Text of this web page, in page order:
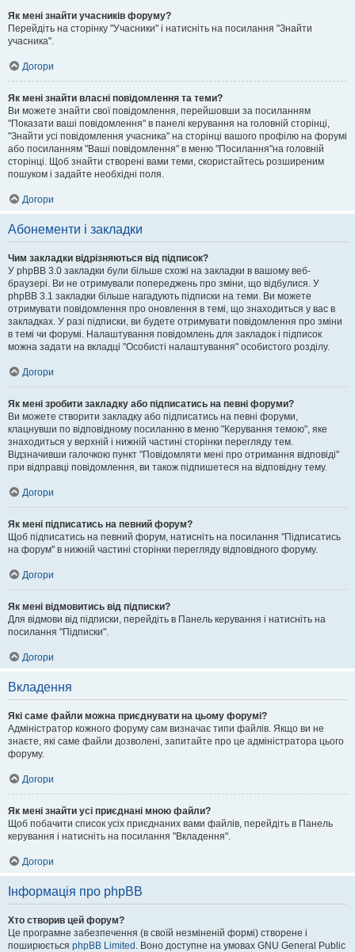
Як мені знайти учасників форуму?
Перейдіть на сторінку "Учасники" і натисніть на посилання "Знайти
учасника".
Догори
Як мені знайти власні повідомлення та теми?
Ви можете знайти свої повідомлення, перейшовши за посиланням
"Показати ваші повідомлення" в панелі керування на головній сторінці,
"Знайти усі повідомлення учасника" на сторінці вашого профілю на форумі
або посиланням "Ваші повідомлення" в меню "Посилання"на головній
сторінці. Щоб знайти створені вами теми, скористайтесь розширеним
пошуком і задайте необхідні поля.
Догори
Абонементи і закладки
Чим закладки відрізняються від підписок?
У phpBB 3.0 закладки були більше схожі на закладки в вашому веб-
браузері. Ви не отримували попереджень про зміни, що відбулися. У
phpBB 3.1 закладки більше нагадують підписки на теми. Ви можете
отримувати повідомлення про оновлення в темі, що знаходиться у вас в
закладках. У разі підписки, ви будете отримувати повідомлення про зміни
в темі чи форумі. Налаштування повідомлень для закладок і підписок
можна задати на вкладці "Особисті налаштування" особистого розділу.
Догори
Як мені зробити закладку або підписатись на певні форуми?
Ви можете створити закладку або підписатись на певні форуми,
клацнувши по відповідному посиланню в меню "Керування темою", яке
знаходиться у верхній і нижній частині сторінки перегляду тем.
Відзначивши галочкою пункт "Повідомляти мені про отримання відповіді"
при відправці повідомлення, ви також підпишетеся на відповідну тему.
Догори
Як мені підписатись на певний форум?
Щоб підписатись на певний форум, натисніть на посилання "Підписатись
на форум" в нижній частині сторінки перегляду відповідного форуму.
Догори
Як мені відмовитись від підписки?
Для відмови від підписки, перейдіть в Панель керування і натисніть на
посилання "Підписки".
Догори
Вкладення
Які саме файли можна приєднувати на цьому форумі?
Адміністратор кожного форуму сам визначає типи файлів. Якщо ви не
знаєте, які саме файли дозволені, запитайте про це адміністратора цього
форуму.
Догори
Як мені знайти усі приєднані мною файли?
Щоб побачити список усіх приєднаних вами файлів, перейдіть в Панель
керування і натисніть на посилання "Вкладення".
Догори
Інформація про phpBB
Хто створив цей форум?
Це програмне забезпечення (в своїй незміненій формі) створене і
поширюється phpBB Limited . Воно доступне на умовах GNU General Public